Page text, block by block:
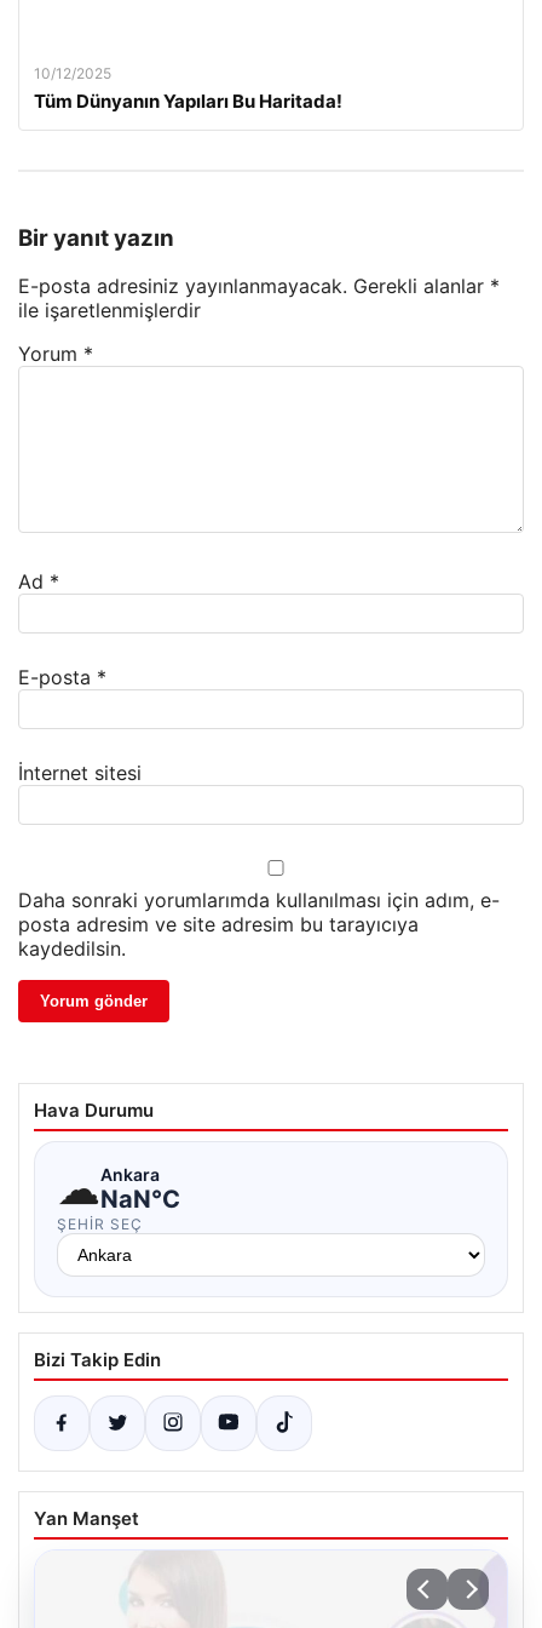
10/12/2025
Tüm Dünyanın Yapıları Bu Haritada!
Bir yanıt yazın
E-posta adresiniz yayınlanmayacak. Gerekli alanlar *
ile işaretlenmişlerdir
Yorum *
Ad *
E-posta *
İnternet sitesi
Daha sonraki yorumlarımda kullanılması için adım, e-
posta adresim ve site adresim bu tarayıcıya
kaydedilsin.
Hava Durumu
☁Ankara
NaN°C
ŞEHIR SEÇ
Bizi Takip Edin
Yan Manşet